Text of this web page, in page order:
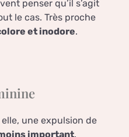
penser qu’il s’agit
le cas. Très proche
et inodore.
une expulsion de
important.